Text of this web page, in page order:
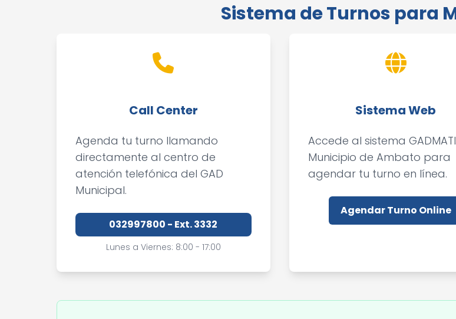
Sistema de Turnos para
Call Center
Agenda tu turno llamando
directamente al centro de
atención telefónica del GAD
Municipal.
032997800 - Ext. 3332
Lunes a Viernes: 8:00 - 17:00
Sistema Web
Accede al sistema
Municipio de Ambato para
agendar tu turno en línea.
Agendar Turno Online